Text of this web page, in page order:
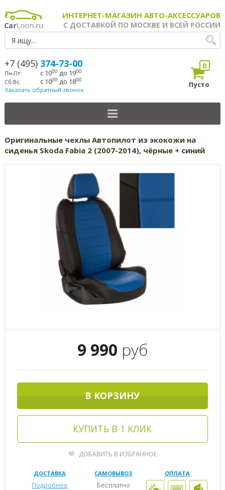
ИНТЕРНЕТ-МАГАЗИН АВТО-АКСЕССУАРОВ
С ДОСТАВКОЙ ПО МОСКВЕ И ВСЕЙ РОССИИ
+7 (495) 374-73-00
Пн-Пт: с 1000 до 1900
Сб-Вс: с 1000 до 1800
Заказать обратный звонок
0
Пусто
Оригинальные чехлы Автопилот из экокожи на
сиденья Skoda Fabia 2 (2007-2014), чёрные + синий
9 990 руб
В КОРЗИНУ
КУПИТЬ В 1 КЛИК
ДОБАВИТЬ В ИЗБРАННОЕ
ДОСТАВКА
Подробнее
САМОВЫВОЗ
Бесплатно
ОПЛАТА